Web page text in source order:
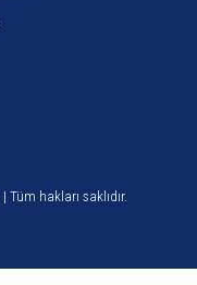
| Tüm hakları saklıdır.